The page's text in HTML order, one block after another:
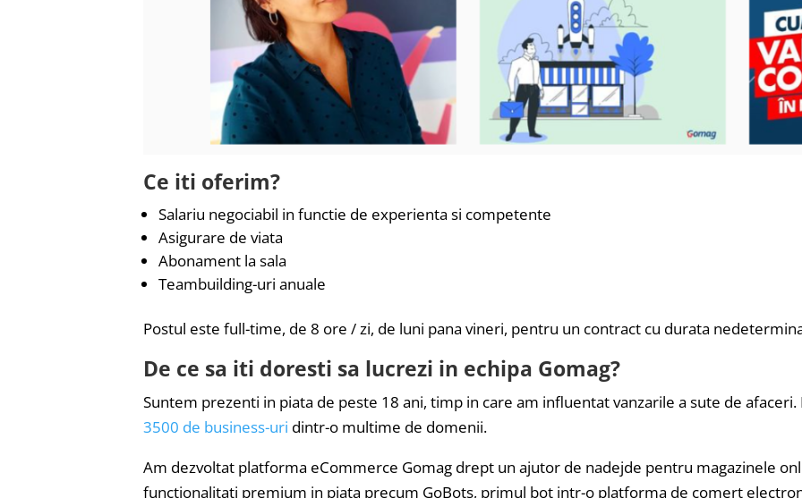
Ce iti oferim?
Salariu negociabil in functie de experienta si competente
Asigurare de viata
Abonament la sala
Teambuilding-uri anuale
Postul este full-time, de 8 ore / zi, de luni pana vineri, pentru un contract cu durata
De ce sa iti doresti sa lucrezi in echipa Gomag?
Suntem prezenti in piata de peste 18 ani, timp in care am influentat vanzarile a sute de
3500 de business-uri dintr-o multime de domenii.
Am dezvoltat platforma eCommerce Gomag drept un ajutor de nadejde pentru magazinele
functionalitati premium in piata precum GoBots, primul bot intr-o platforma de comert